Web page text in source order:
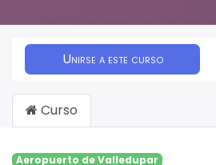
Unirse a este curso
Curso
Aeropuerto de Valledupar